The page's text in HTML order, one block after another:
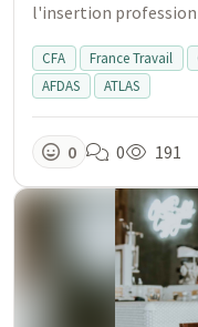
l'insertion
CFA France Travail
AFDAS
ATLAS
0 0 191